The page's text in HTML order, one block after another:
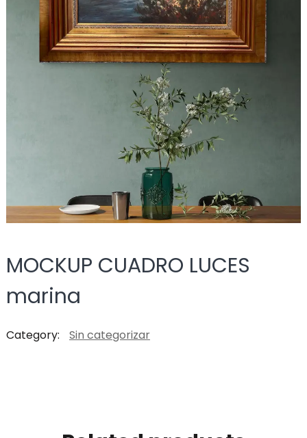
MOCKUP CUADRO LUCES
marina
Category: Sin categorizar